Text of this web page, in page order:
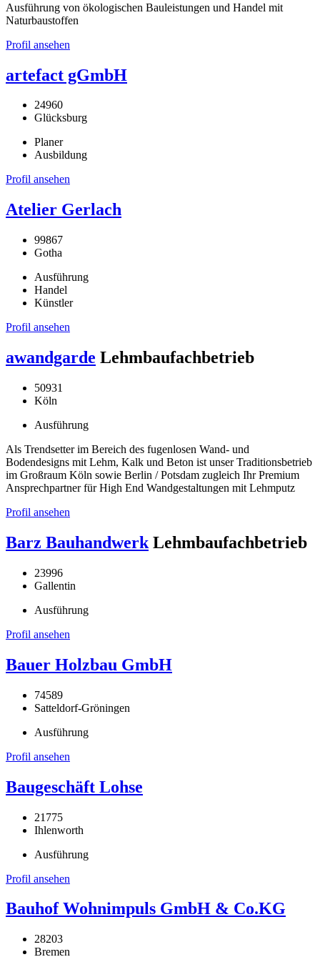
Ausführung von ökologischen Bauleistungen und Handel mit
Naturbaustoffen
Profil ansehen
artefact gGmbH
24960
Glücksburg
Planer
Ausbildung
Profil ansehen
Atelier Gerlach
99867
Gotha
Ausführung
Handel
Künstler
Profil ansehen
awandgarde Lehmbaufachbetrieb
50931
Köln
Ausführung
Als Trendsetter im Bereich des fugenlosen Wand- und
Bodendesigns mit Lehm, Kalk und Beton ist unser Traditionsbetrieb
im Großraum Köln sowie Berlin / Potsdam zugleich Ihr Premium
Ansprechpartner für High End Wandgestaltungen mit Lehmputz
Profil ansehen
Barz Bauhandwerk Lehmbaufachbetrieb
23996
Gallentin
Ausführung
Profil ansehen
Bauer Holzbau GmbH
74589
Satteldorf-Gröningen
Ausführung
Profil ansehen
Baugeschäft Lohse
21775
Ihlenworth
Ausführung
Profil ansehen
Bauhof Wohnimpuls GmbH & Co.KG
28203
Bremen